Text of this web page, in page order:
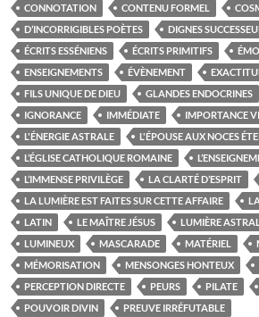
CONNOTATION
CONTENU FORMEL
D’INCORRIGIBLES POÈTES
DIGNES
ÉCRITS ESSÉNIENS
ÉCRITS PRIMITIFS
ENSEIGNEMENTS
ÉVÈNEMENT
FILS UNIQUE DE DIEU
GLANDES ENDOCRINES
IGNORANCE
IMMÉDIATE IMPORTANCE
L'ÉNERGIE ASTRALE
L'ÉPOUSE AUX NOCES
L’ÉGLISE CATHOLIQUE ROMAINE
L’IMMENSE PRIVILÈGE
LA CLARTÉ D’ESPRIT
LA LUMIÈRE EST FAITES SUR CETTE AFFAIRE
LATIN
LE MAÎTRE JÉSUS LUMIÈRE
LUMINEUX
MASCARADE MATÉRIEL
MÉMORISATION
MENSONGES HONTEUX
PERCEPTION DIRECTE
PEURS PILATE
POUVOIR DIVIN
PREUVE IRRÉFUTABLE